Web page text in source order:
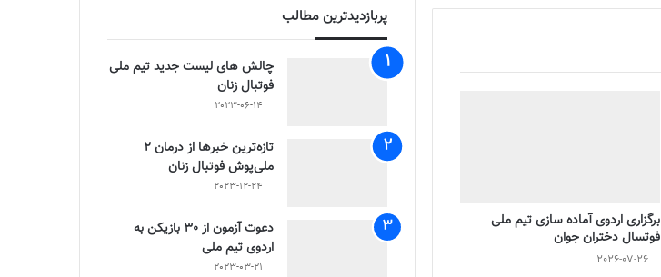
برگزاری اردوی آماده سازی تیم ملی
فوتسال دختران جوان
2026-07-26
پربازدیدترین مطالب
چالش هاى ليست جدید تيم ملى
فوتبال زنان
2023-06-14
تازه‌ترین خبرها از درمان ۲
ملی‌پوش فوتبال زنان
2023-12-24
دعوت آزمون از 30 بازیکن به
اردوی تیم ملی
2023-03-21